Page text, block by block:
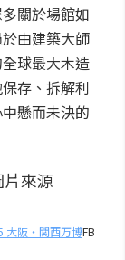
關於場館如
由建築大師
球最大木造
存、拆解利
懸而未決的
大阪・関西万博FB